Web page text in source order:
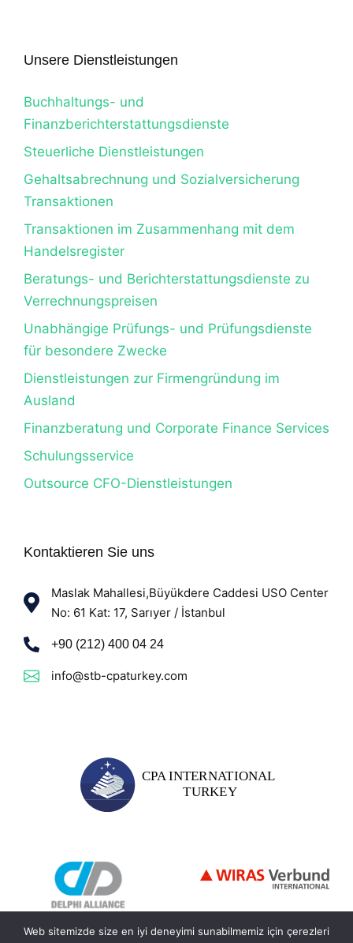
Unsere Dienstleistungen
Buchhaltungs- und
Finanzberichterstattungsdienste
Steuerliche Dienstleistungen
Gehaltsabrechnung und Sozialversicherung
Transaktionen
Transaktionen im Zusammenhang mit dem
Handelsregister
Beratungs- und Berichterstattungsdienste zu
Verrechnungspreisen
Unabhängige Prüfungs- und Prüfungsdienste
für besondere Zwecke
Dienstleistungen zur Firmengründung im
Ausland
Finanzberatung und Corporate Finance Services
Schulungsservice
Outsource CFO-Dienstleistungen
Kontaktieren Sie uns
Maslak Mahallesi,Büyükdere Caddesi USO Center
No: 61 Kat: 17, Sarıyer / İstanbul
+90 (212) 400 04 24
info@stb-cpaturkey.com
Web sitemizde size en iyi deneyimi sunabilmemiz için çerezleri